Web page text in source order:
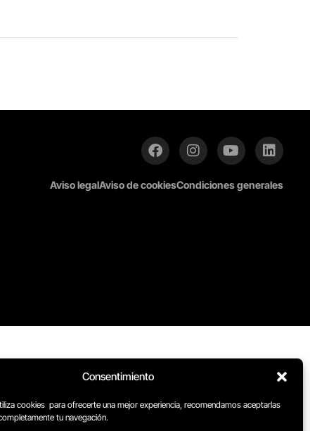
Consentimiento
cookies para ofrecerte una mejor experiencia, recomendamos aceptarlas
tu navegación.
Condiciones generales
Aviso de cookies
Aviso legal